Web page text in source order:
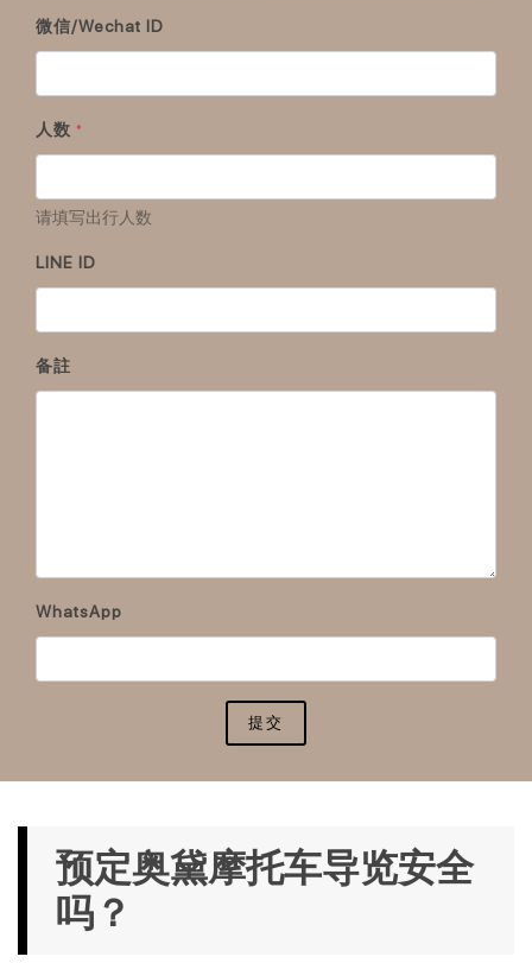
微信/Wechat ID
人数 *
请填写出行人数
LINE ID
备註
WhatsApp
提交
预定奥黛摩托车导览安全
吗？